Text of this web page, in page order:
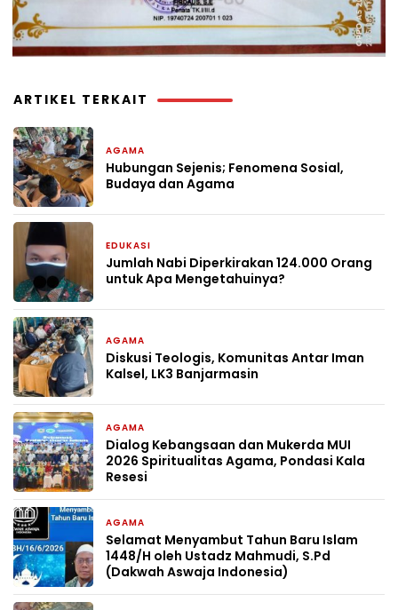
ARTIKEL TERKAIT
AGAMA
Hubungan Sejenis; Fenomena Sosial,
Budaya dan Agama
EDUKASI
Jumlah Nabi Diperkirakan 124.000 Orang
untuk Apa Mengetahuinya?
AGAMA
Diskusi Teologis, Komunitas Antar Iman
Kalsel, LK3 Banjarmasin
AGAMA
Dialog Kebangsaan dan Mukerda MUI
2026 Spiritualitas Agama, Pondasi Kala
Resesi
AGAMA
Selamat Menyambut Tahun Baru Islam
1448/H oleh Ustadz Mahmudi, S.Pd
(Dakwah Aswaja Indonesia)